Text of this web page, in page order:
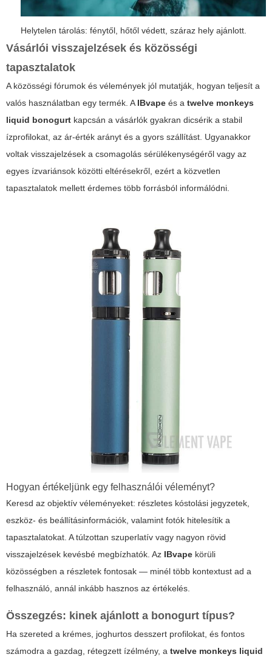
Helytelen tárolás: fénytől, hőtől védett, száraz hely ajánlott.
Vásárlói visszajelzések és közösségi
tapasztalatok
A közösségi fórumok és vélemények jól mutatják, hogyan teljesít a
valós használatban egy termék. A IBvape és a twelve monkeys
liquid bonogurt kapcsán a vásárlók gyakran dicsérik a stabil
ízprofilokat, az ár-érték arányt és a gyors szállítást. Ugyanakkor
voltak visszajelzések a csomagolás sérülékenységéről vagy az
egyes ízvariánsok közötti eltérésekről, ezért a közvetlen
tapasztalatok mellett érdemes több forrásból informálódni.
Hogyan értékeljünk egy felhasználói véleményt?
Keresd az objektív véleményeket: részletes kóstolási jegyzetek,
eszköz- és beállításinformációk, valamint fotók hitelesítik a
tapasztalatokat. A túlzottan szuperlatív vagy nagyon rövid
visszajelzések kevésbé megbízhatók. Az IBvape körüli
közösségben a részletek fontosak — minél több kontextust ad a
felhasználó, annál inkább hasznos az értékelés.
Összegzés: kinek ajánlott a bonogurt típus?
Ha szereted a krémes, joghurtos desszert profilokat, és fontos
számodra a gazdag, rétegzett ízélmény, a twelve monkeys liquid